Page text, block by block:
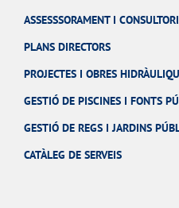
ASSESSSORAMENT I
PLANS DIRECTORS
PROJECTES I OBRES
GESTIÓ DE PISCINES I FONTS
GESTIÓ DE REGS I JARDINS
CATÀLEG DE SERVEIS